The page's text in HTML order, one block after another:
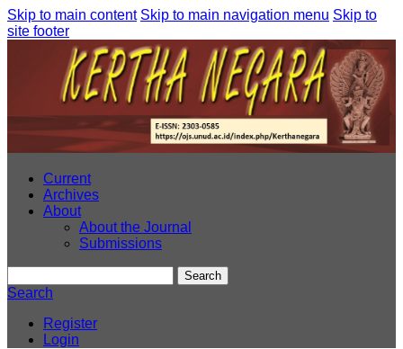
Skip to main content Skip to main navigation menu Skip to
site footer
Current
Archives
About
About the Journal
Submissions
Search
Search
Register
Login